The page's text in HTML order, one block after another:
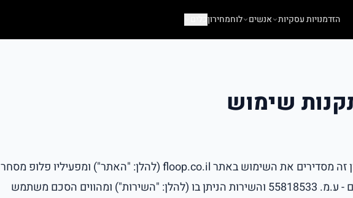
הזדמנויות עסקיות אנשים לוחמחירוןכלים
שימוש
תנאי שימוש ותקנון זה מסדירים את השימוש באתר floop.co.il (להלן: "האתר") ומפעיליו פלופ מסחר
בנכסים אינטרנטיים - ע.מ. 55818533 והשירות הניתן בו (להלן: "השירות") ומהווים הסכם משתמש